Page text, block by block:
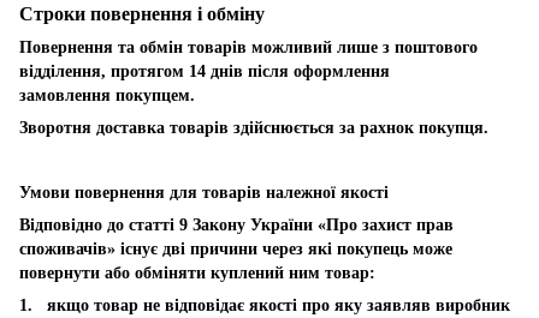
Строки повернення і обміну
Повернення та обмін товарів можливий лише з поштового
відділення, протягом 14 днів після оформлення
замовлення покупцем.
Зворотня доставка товарів здійснюється за рахнок покупця.
Умови повернення для товарів належної якості
Відповідно до статті 9 Закону України «Про захист прав
споживачів» існує дві причини через які покупець може
повернути або обміняти куплений ним товар:
1. якщо товар не відповідає якості про яку заявляв виробник